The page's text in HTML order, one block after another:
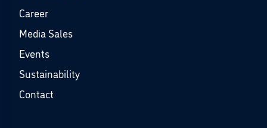
Career
Media Sales
Events
Sustainability
Contact